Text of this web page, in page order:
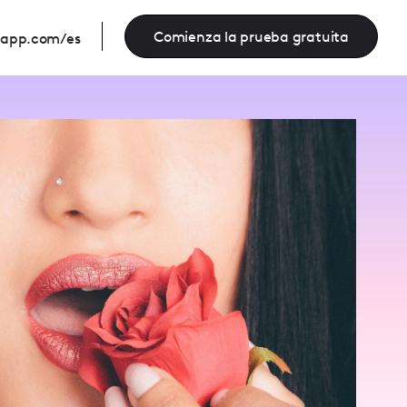
es Comienza la prueba gratuita